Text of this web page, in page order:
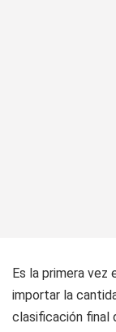
Es la primera vez
importar la
clasificación final